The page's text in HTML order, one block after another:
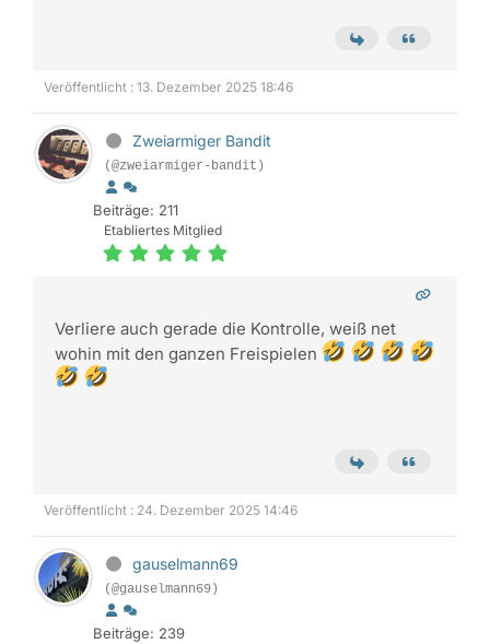
Veröffentlicht : 13. Dezember 2025 18:46
Zweiarmiger Bandit
(@zweiarmiger-bandit)
Beiträge: 211
Etabliertes Mitglied
Verliere auch gerade die Kontrolle, weiß net
wohin mit den ganzen Freispielen
Veröffentlicht : 24. Dezember 2025 14:46
gauselmann69
(@gauselmann69)
Beiträge: 239